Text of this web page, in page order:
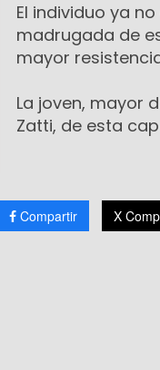
El individuo ya
madrugada de
mayor
La joven, mayor
Zatti, de esta
Compartir X